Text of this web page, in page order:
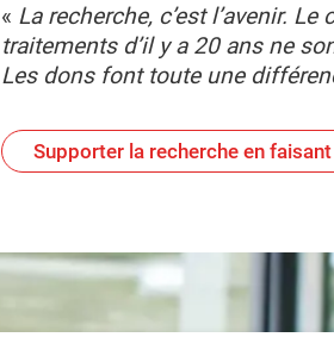
« La recherche, c’est l’avenir.
traitements d’il y a 20 ans ne
Les dons font toute une
Supporter la recherche en